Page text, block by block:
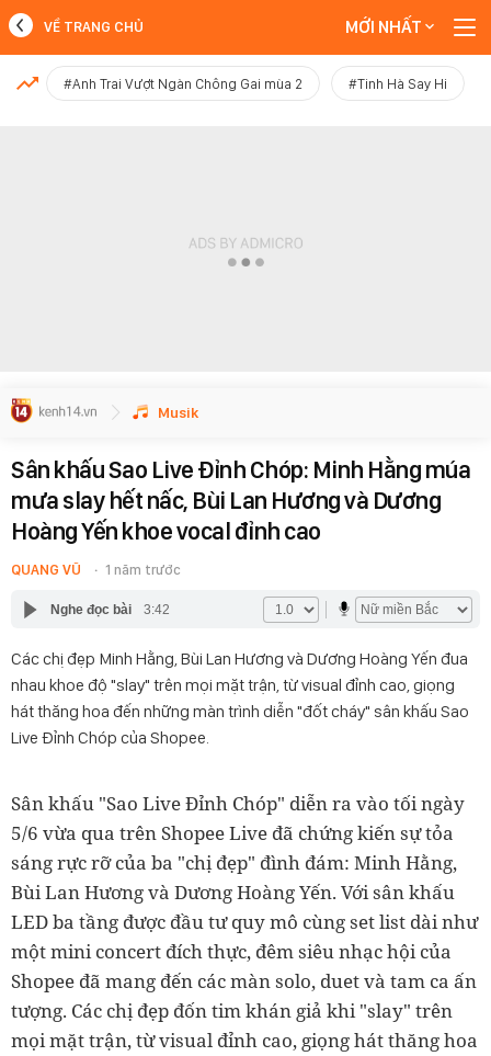
MỚI NHẤT
VỀ TRANG CHỦ MỚI NHẤT
#Anh Trai Vượt Ngàn Chông Gai mùa 2 #Tinh Hà Say Hi
Musik
Sân khấu Sao Live Đỉnh Chóp: Minh Hằng múa
mưa slay hết nấc, Bùi Lan Hương và Dương
Hoàng Yến khoe vocal đỉnh cao
QUANG VŨ 1 năm trước
Nghe đọc bài 3:42
Các chị đẹp Minh Hằng, Bùi Lan Hương và Dương Hoàng Yến đua
nhau khoe độ "slay" trên mọi mặt trận, từ visual đỉnh cao, giọng
hát thăng hoa đến những màn trình diễn "đốt cháy" sân khấu Sao
Live Đỉnh Chóp của Shopee.
Sân khấu "Sao Live Đỉnh Chóp" diễn ra vào tối ngày
5/6 vừa qua trên Shopee Live đã chứng kiến sự tỏa
sáng rực rỡ của ba "chị đẹp" đình đám: Minh Hằng,
Bùi Lan Hương và Dương Hoàng Yến. Với sân khấu
LED ba tầng được đầu tư quy mô cùng set list dài như
một mini concert đích thực, đêm siêu nhạc hội của
Shopee đã mang đến các màn solo, duet và tam ca ấn
tượng. Các chị đẹp đốn tim khán giả khi "slay" trên
mọi mặt trận, từ visual đỉnh cao, giọng hát thăng hoa